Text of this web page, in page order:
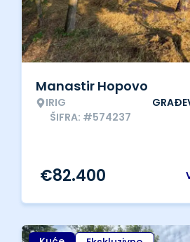
Manastir Hopovo
IRIG
ŠIFRA: #574237
€82.400